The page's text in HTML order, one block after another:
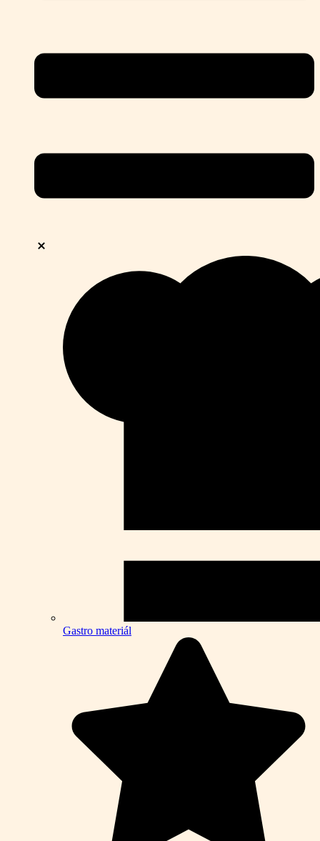
Gastro materiál